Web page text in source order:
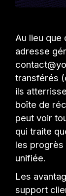
Au lieu que
adresse
transférés
ils
boîte de
peut voir
qui traite
les
unifiée.
Les
support